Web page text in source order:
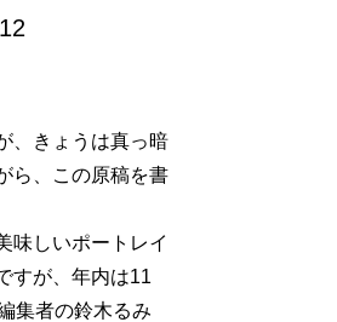
、きょうは真っ暗
ら、この原稿を書
味しいポートレイ
すが、年内は11
集者の鈴木るみ